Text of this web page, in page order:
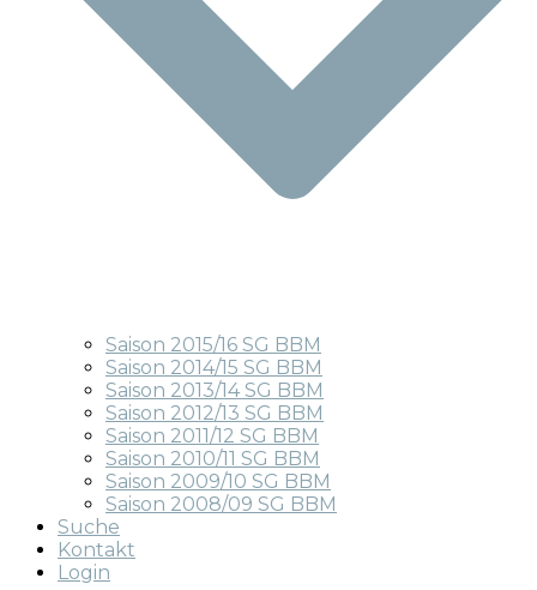
Saison 2015/16 SG BBM
Saison 2014/15 SG BBM
Saison 2013/14 SG BBM
Saison 2012/13 SG BBM
Saison 2011/12 SG BBM
Saison 2010/11 SG BBM
Saison 2009/10 SG BBM
Saison 2008/09 SG BBM
Suche
Kontakt
Login